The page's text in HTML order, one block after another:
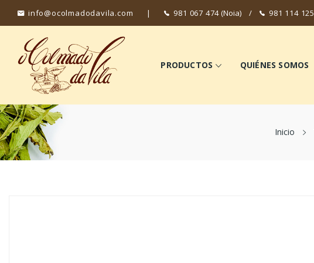
info@ocolmadodavila.com | 981 067 474(Noia) / 981 114 125
PRODUCTOS QUIÉNES SOMOS
Inicio